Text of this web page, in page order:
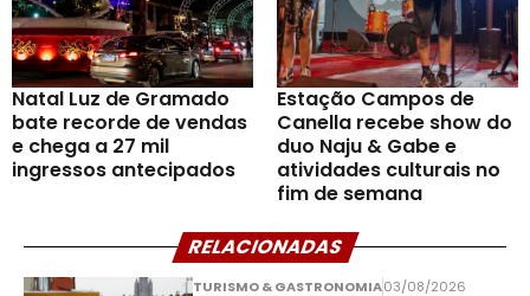
Natal Luz de Gramado
bate recorde de vendas
e chega a 27 mil
ingressos antecipados
Estação Campos de
Canella recebe show do
duo Naju & Gabe e
atividades culturais no
fim de semana
RELACIONADAS
TURISMO & GASTRONOMIA03/08/2026